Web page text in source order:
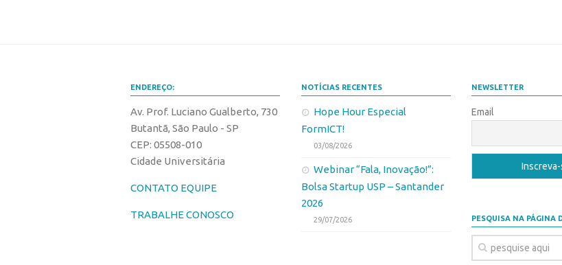
ENDEREÇO:
Av. Prof. Luciano Gualberto, 730
Butantã, São Paulo - SP
CEP: 05508-010
Cidade Universitária
CONTATO EQUIPE
TRABALHE CONOSCO
NOTÍCIAS RECENTES
Hope Hour Especial
FormICT!
03/08/2026
Webinar “Fala, Inovação!”:
Bolsa Startup USP – Santander
2026
29/07/2026
NEWSLETTER
Email
PESQUISA NA PÁGINA